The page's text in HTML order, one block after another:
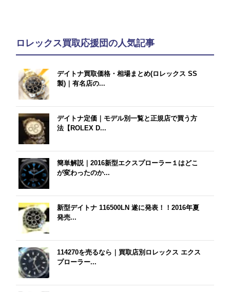
ロレックス買取応援団の人気記事
デイトナ買取価格・相場まとめ(ロレックス SS
製)｜有名店の...
デイトナ定価｜モデル別一覧と正規店で買う方
法【ROLEX D...
簡単解説｜2016新型エクスプローラー１はどこ
が変わったのか...
新型デイトナ 116500LN 遂に発表！！2016年夏
発売...
114270を売るなら｜買取店別ロレックス エクス
プローラー...